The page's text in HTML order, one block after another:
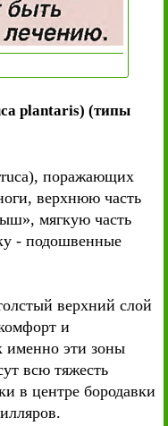
plantaris) (типы
поражающих
верхнюю часть
мягкую часть
- подошвенные
верхний слой
и
именно эти зоны
всю тяжесть
в центре бородавки